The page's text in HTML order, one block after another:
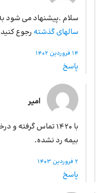
سلام .پیشنهاد می شود
سالهای گذشته رجوع
14 فروردین 1402
پاسخ
امیر
با 1420 تماس
بیمه رد نشده.
2 فروردین 1403
پاسخ